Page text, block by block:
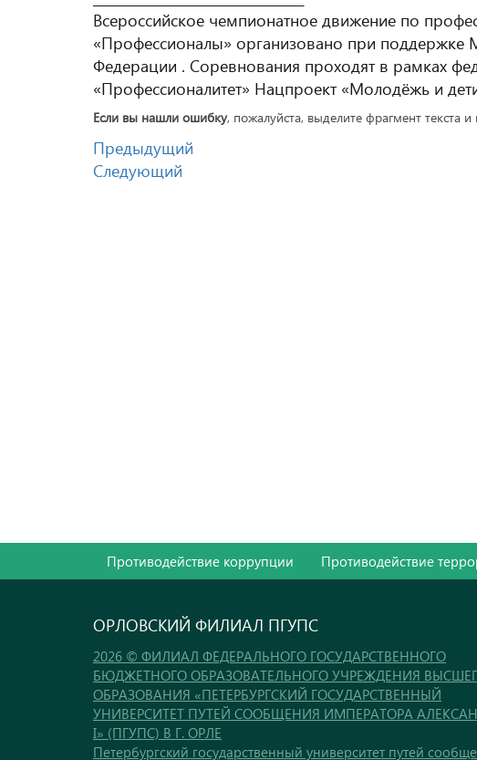
Всероссийское чемпионатное движение по
«Профессионалы» организовано при поддержке
Федерации . Соревнования проходят в рамках
«Профессионалитет» Нацпроект «Молодёжь и
Если вы нашли ошибку, пожалуйста, выделите фрагмент текста
Предыдущий
Следующий
Противодействие коррупции Противодействие
ОРЛОВСКИЙ ФИЛИАЛ ПГУПС
2026 © ФИЛИАЛ ФЕДЕРАЛЬНОГО ГОСУДАРСТВЕННОГО
БЮДЖЕТНОГО ОБРАЗОВАТЕЛЬНОГО УЧРЕЖДЕНИЯ
ОБРАЗОВАНИЯ «ПЕТЕРБУРГСКИЙ ГОСУДАРСТВЕННЫЙ
УНИВЕРСИТЕТ ПУТЕЙ СООБЩЕНИЯ ИМПЕРАТОРА
I» (ПГУПС) В Г. ОРЛЕ
Петербургский государственный университет путей